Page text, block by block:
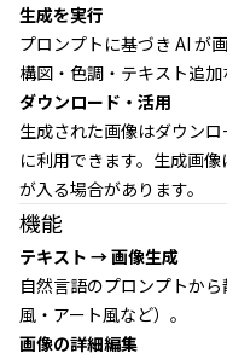
生成を実行
プロンプトに基づき AI が
構図・色調・テキスト追加
ダウンロード・活用
生成された画像はダウン
に利用できます。生成画
が入る場合があります。
機能
テキスト → 画像生成
自然言語のプロンプトか
風・アート風など）。
画像の詳細編集